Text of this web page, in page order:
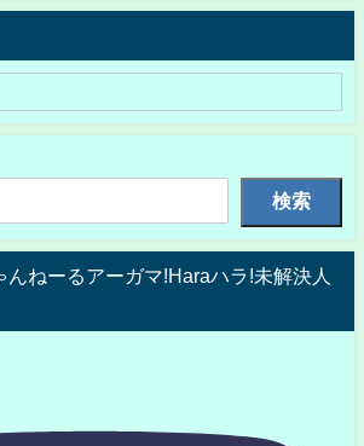
検索
んねーるアーガマ!Haraハラ!未解決人